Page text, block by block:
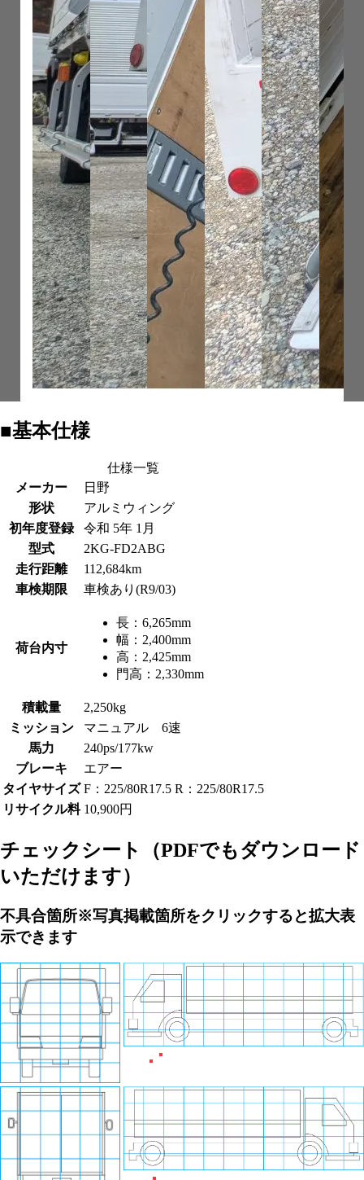
■基本仕様
仕様一覧
メーカー
日野
形状
アルミウィング
初年度登録
令和 5年 1月
型式
2KG-FD2ABG
走行距離
112,684km
車検期限
車検あり(R9/03)
荷台内寸
長： 6,265mm
幅： 2,400mm
高： 2,425mm
門高： 2,330mm
積載量
2,250kg
ミッション
マニュアル 6速
馬力
240ps/177kw
ブレーキ
エアー
タイヤサイズ F：225/80R17.5 R：225/80R17.5
リサイクル料 10,900円
チェックシート
（PDFでもダウンロード
いただけます）
不具合箇所※写真掲載箇所をクリックすると拡大表
示できます